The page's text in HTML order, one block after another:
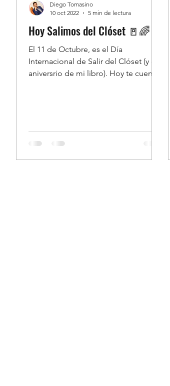
Hoy Salimos del Clóset 🚪🌈
El 11 de Octubre, es el Día
Internacional de Salir del Clóset (y el
aniversrio de mi libro). Hoy te cuento
Diego Tomasino
10 oct 2022
5 min de lectura